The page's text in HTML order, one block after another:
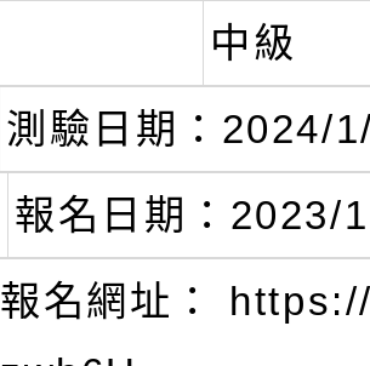
中級
測驗日期：2024/
報名日期：2023/
報名網址：